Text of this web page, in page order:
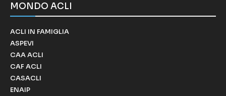
MONDO ACLI
ACLI IN FAMIGLIA
ASPEVI
CAA ACLI
CAF ACLI
CASACLI
ENAIP